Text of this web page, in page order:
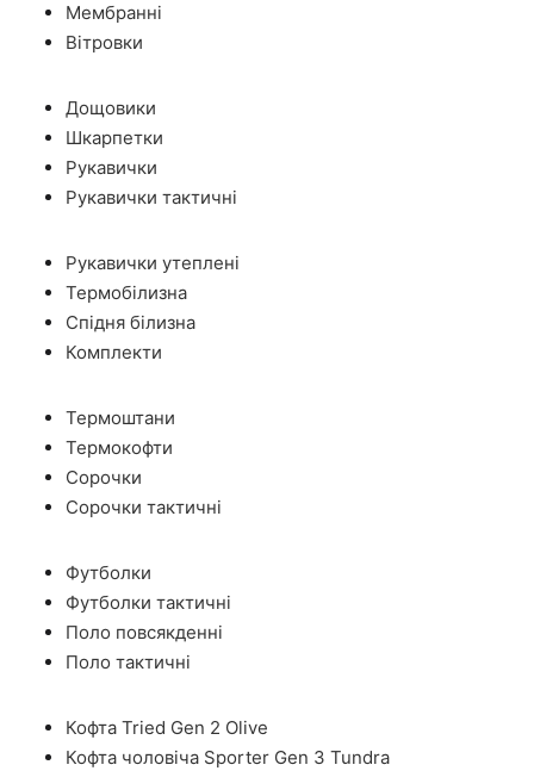
Мембранні
Вітровки
Дощовики
Шкарпетки
Рукавички
Рукавички тактичні
Рукавички утеплені
Термобілизна
Спідня білизна
Комплекти
Термоштани
Термокофти
Сорочки
Сорочки тактичні
Футболки
Футболки тактичні
Поло повсякденні
Поло тактичні
Кофта Tried Gen 2 Olive
Кофта чоловіча Sporter Gen 3 Tundra